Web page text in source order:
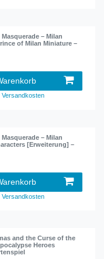
– Milan
of Milan Miniature –
Versandkosten
– Milan
[Erweiterung] –
Versandkosten
and the Curse of the
Heroes